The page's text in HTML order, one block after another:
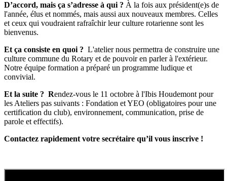
D’accord, mais ça s’adresse à qui ? À la fois aux président(e)s de
l'année, élus et nommés, mais aussi aux nouveaux membres. Celles
et ceux qui voudraient rafraîchir leur culture rotarienne sont les
bienvenus.
Et ça consiste en quoi ? L'atelier nous permettra de construire une
culture commune du Rotary et de pouvoir en parler à l'extérieur.
Notre équipe formation a préparé un programme ludique et
convivial.
Et la suite ? Rendez-vous le 11 octobre à l'Ibis Houdemont pour
les Ateliers pas suivants : Fondation et YEO (obligatoires pour une
certification du club), environnement, communication, prise de
parole et effectifs).
Contactez rapidement votre secrétaire qu’il vous inscrive !